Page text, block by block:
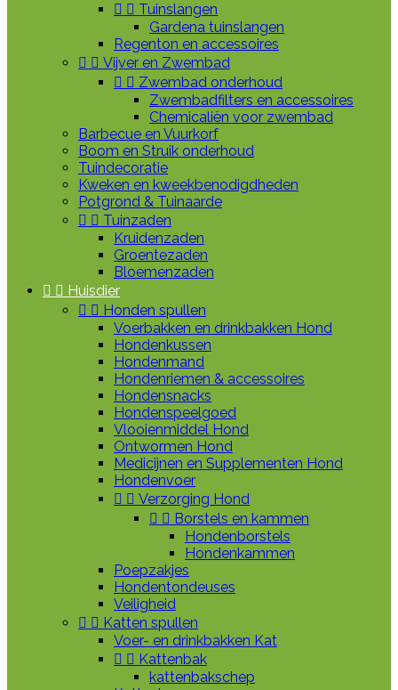
  Tuinslangen
Gardena tuinslangen
Regenton en accessoires
  Vijver en Zwembad
  Zwembad onderhoud
Zwembadfilters en accessoires
Chemicaliën voor zwembad
Barbecue en Vuurkorf
Boom en Struik onderhoud
Tuindecoratie
Kweken en kweekbenodigdheden
Potgrond & Tuinaarde
  Tuinzaden
Kruidenzaden
Groentezaden
Bloemenzaden
  Huisdier
  Honden spullen
Voerbakken en drinkbakken Hond
Hondenkussen
Hondenmand
Hondenriemen & accessoires
Hondensnacks
Hondenspeelgoed
Vlooienmiddel Hond
Ontwormen Hond
Medicijnen en Supplementen Hond
Hondenvoer
  Verzorging Hond
  Borstels en kammen
Hondenborstels
Hondenkammen
Poepzakjes
Hondentondeuses
Veiligheid
  Katten spullen
Voer- en drinkbakken Kat
  Kattenbak
kattenbakschep